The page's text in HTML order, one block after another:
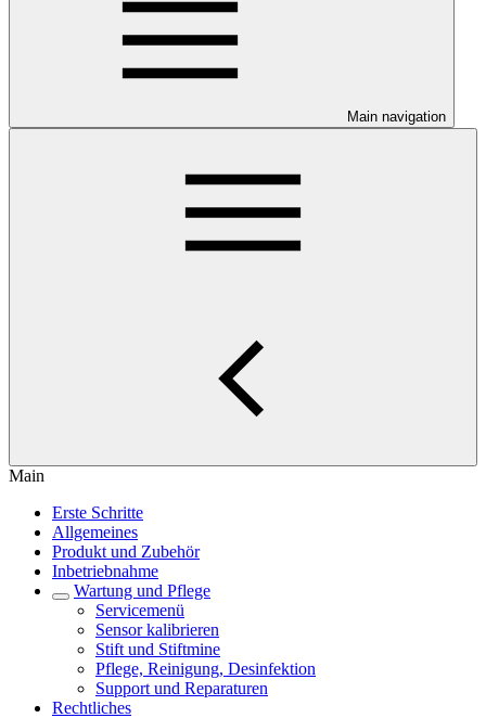
Main navigation
Main
Erste Schritte
Allgemeines
Produkt und Zubehör
Inbetriebnahme
Wartung und Pflege
Servicemenü
Sensor kalibrieren
Stift und Stiftmine
Pflege, Reinigung, Desinfektion
Support und Reparaturen
Rechtliches